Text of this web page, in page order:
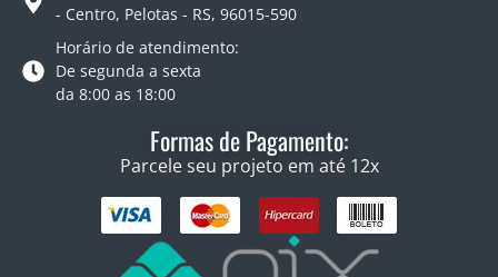
- Centro, Pelotas - RS, 96015-590
Horário de atendimento:
De segunda a sexta
da 8:00 as 18:00
Formas de Pagamento:
Parcele seu projeto em até 12x